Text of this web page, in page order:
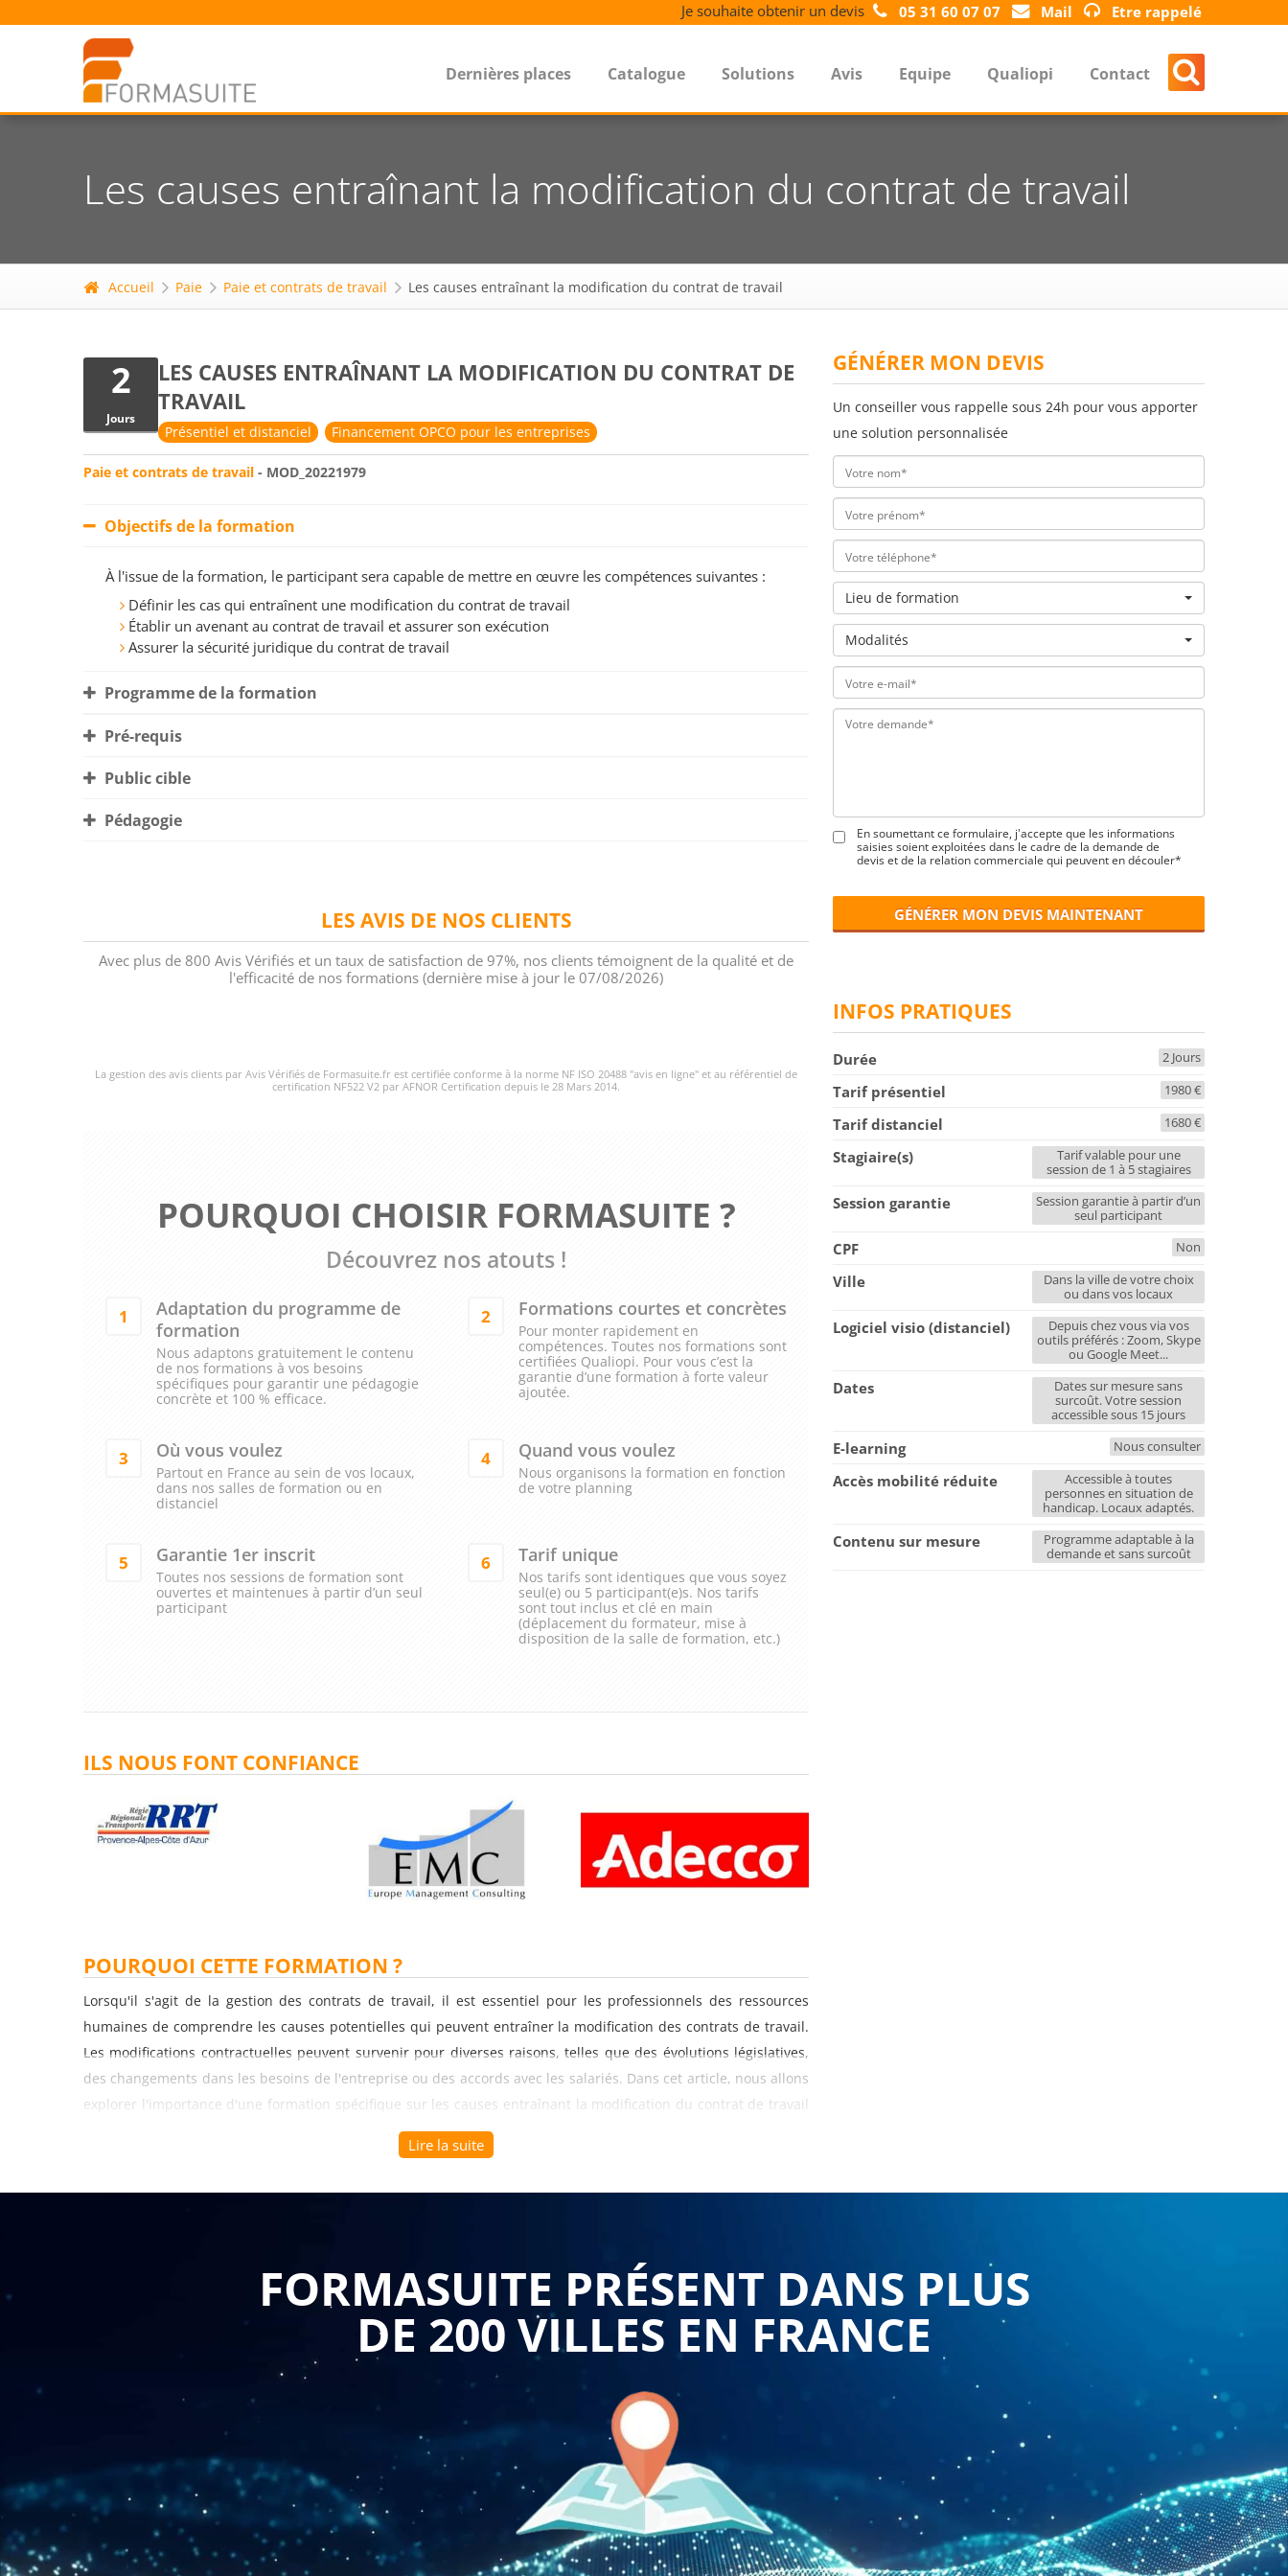
Je souhaite obtenir un devis 05 31 60 07 07 Mail Etre rappelé
Dernières places Catalogue Solutions Avis Equipe Qualiopi Contact
Les causes entraînant la modification du contrat de travail
Accueil Paie Paie et contrats de travail Les causes entraînant la modification du contrat de travail
2
Jours
LES CAUSES ENTRAÎNANT LA MODIFICATION DU CONTRAT DE
TRAVAIL
Présentiel et distanciel Financement OPCO pour les entreprises
Paie et contrats de travail - MOD_20221979
Objectifs de la formation
À l'issue de la formation, le participant sera capable de mettre en œuvre les compétences suivantes :
Définir les cas qui entraînent une modification du contrat de travail
Établir un avenant au contrat de travail et assurer son exécution
Assurer la sécurité juridique du contrat de travail
Programme de la formation
Pré-requis
Public cible
Pédagogie
LES AVIS DE NOS CLIENTS
Avec plus de 800 Avis Vérifiés et un taux de satisfaction de 97%, nos clients témoignent de la qualité et de
l'efficacité de nos formations (dernière mise à jour le 07/08/2026)
La gestion des avis clients par Avis Vérifiés de Formasuite.fr est certifiée conforme à la norme NF ISO 20488 "avis en ligne" et au référentiel de
certification NF522 V2 par AFNOR Certification depuis le 28 Mars 2014.
POURQUOI CHOISIR FORMASUITE ?
Découvrez nos atouts !
1
Adaptation du programme de
formation
Nous adaptons gratuitement le contenu
de nos formations à vos besoins
spécifiques pour garantir une pédagogie
concrète et 100 % efficace.
2 Formations courtes et concrètes
Pour monter rapidement en
compétences. Toutes nos formations sont
certifiées Qualiopi. Pour vous c’est la
garantie d’une formation à forte valeur
ajoutée.
3 Où vous voulez
Partout en France au sein de vos locaux,
dans nos salles de formation ou en
distanciel
4 Quand vous voulez
Nous organisons la formation en fonction
de votre planning
5 Garantie 1er inscrit
Toutes nos sessions de formation sont
ouvertes et maintenues à partir d’un seul
participant
6 Tarif unique
Nos tarifs sont identiques que vous soyez
seul(e) ou 5 participant(e)s. Nos tarifs
sont tout inclus et clé en main
(déplacement du formateur, mise à
disposition de la salle de formation, etc.)
ILS NOUS FONT CONFIANCE
POURQUOI CETTE FORMATION ?
Lorsqu'il s'agit de la gestion des contrats de travail, il est essentiel pour les professionnels des ressources
humaines de comprendre les causes potentielles qui peuvent entraîner la modification des contrats de travail.
Les modifications contractuelles peuvent survenir pour diverses raisons, telles que des évolutions législatives,
des changements dans les besoins de l'entreprise ou des accords avec les salariés. Dans cet article, nous allons
explorer l'importance d'une formation spécifique sur les causes entraînant la modification du contrat de travail
pour les professionnels des ressources humaines.
contrat de travail permet aux professionnels des ressources humaines de comprendre les bases
Adapter les contrats aux besoins de l'entreprise : Les besoins d'une entreprise peuvent évoluer avec le
temps, que ce soit en raison de changements dans l'organisation, de restructurations ou de nouvelles
stratégies. Une formation sur les causes entraînant la modification du contrat de travail permet aux
professionnels RH de comprendre comment adapter les contrats existants pour répondre aux besoins
changeants de l'entreprise. Cela peut inclure des modifications concernant la durée du travail, les
fonctions, les lieux de travail ou les rémunérations.
Gérer les changements législatifs : Les lois et réglementations du travail peuvent évoluer, ce qui peut
nécessiter des modifications contractuelles pour se conformer à ces changements. Une formation
spécialisée permet aux professionnels RH de rester informés des nouvelles lois et réglementations du
travail et de comprendre comment les mettre en œuvre dans les contrats existants. Cela garantit que
l'entreprise est en conformité avec les exigences légales en vigueur.
Communiquer efficacement avec les salariés : La modification du contrat de travail peut être une source
d'inquiétude et de confusion pour les salariés. Une formation sur ce thème permet aux professionnels
RH d'acquérir les compétences nécessaires pour communiquer efficacement avec les salariés et
expliquer les raisons et les implications des modifications contractuelles. Une communication claire et
transparente favorise une meilleure compréhension et une relation de confiance entre l'entreprise et ses
employés.
Prévenir les conflits et les litiges : Une gestion appropriée des modifications contractuelles contribue à
Lire la suite
GÉNÉRER MON DEVIS
Un conseiller vous rappelle sous 24h pour vous apporter
une solution personnalisée
Lieu de formation
Modalités
En soumettant ce formulaire, j'accepte que les informations
saisies soient exploitées dans le cadre de la demande de
devis et de la relation commerciale qui peuvent en découler*
GÉNÉRER MON DEVIS MAINTENANT
INFOS PRATIQUES
Durée 2 Jours
Tarif présentiel 1980 €
Tarif distanciel 1680 €
Stagiaire(s)
Tarif valable pour une
session de 1 à 5 stagiaires
Session garantie
Session garantie à partir d’un
seul participant
CPF Non
Ville
Dans la ville de votre choix
ou dans vos locaux
Logiciel visio (distanciel)
Depuis chez vous via vos
outils préférés : Zoom, Skype
ou Google Meet...
Dates
Dates sur mesure sans
surcoût. Votre session
accessible sous 15 jours
E-learning Nous consulter
Accès mobilité réduite
Accessible à toutes
personnes en situation de
handicap. Locaux adaptés.
Contenu sur mesure
Programme adaptable à la
demande et sans surcoût
FORMASUITE PRÉSENT DANS PLUS
DE 200 VILLES EN FRANCE